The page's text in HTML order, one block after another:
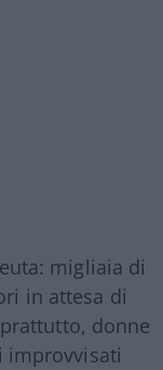
migliaia di
in attesa di
donne
improvvisati